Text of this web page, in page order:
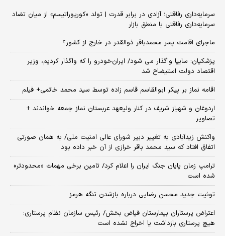
سرمایه‌داری رفاقتی؛ آزادی در برابر قدرت | تولد «کورپوراتیسم» از میان تضاد
سرمایه‌داری رفاقتی با منطق بازار
ماجرای اقامت پسر محمدباقر ذوالقدر در خارج از کشور؟
پزشکیان: سایپا واگذار می شود/ ایران‌خودرو را که واگذار کردیم، وزیر
اقتصاد دولت استیضاح شد
اقامه نماز بر پیکر ابوالقاسم قاسم زاده توسط سید محمد خاتمی+ فیلم
اردوغان و شهباز شریف در کنار ولیعهد عربستان نماز جمعه خواندند +
تصاویر
واکنش زیدآبادی به تغییر دبیر شورای عالی امنیت ملی/ به همان صورتی
اتفاق افتاد که سید محمد باقر خرازی از آن خبر داده بود
ترامپ زمان پایان جنگ ایران را اعلام کرد/ تامین برخی مهمات «محدودتر»
شده است
توئیت جدید محسن رضایی درباره بازشدن تنگه هرمز
اعتراض پرستاران بیمارستان فیاض بخش/ رئیس سازمان نظام پرستاری:
هیچ پرستاری بازداشت یا اخراج نشده است